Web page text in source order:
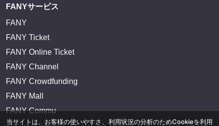
FANYサービス
FANY
FANY Ticket
FANY Online Ticket
FANY Channel
FANY Crowdfunding
FANY Mall
FANY Commu
当サイトは、お客様の使いやすさ、利用状況の分析のためCookieを利用